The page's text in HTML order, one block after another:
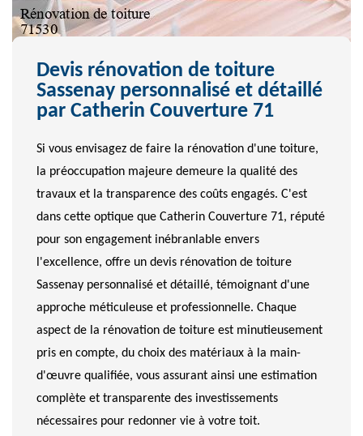
Devis rénovation de toiture
Sassenay personnalisé et détaillé
par Catherin Couverture 71
Si vous envisagez de faire la rénovation d'une toiture,
la préoccupation majeure demeure la qualité des
travaux et la transparence des coûts engagés. C'est
dans cette optique que Catherin Couverture 71, réputé
pour son engagement inébranlable envers
l'excellence, offre un devis rénovation de toiture
Sassenay personnalisé et détaillé, témoignant d'une
approche méticuleuse et professionnelle. Chaque
aspect de la rénovation de toiture est minutieusement
pris en compte, du choix des matériaux à la main-
d'œuvre qualifiée, vous assurant ainsi une estimation
complète et transparente des investissements
nécessaires pour redonner vie à votre toit.